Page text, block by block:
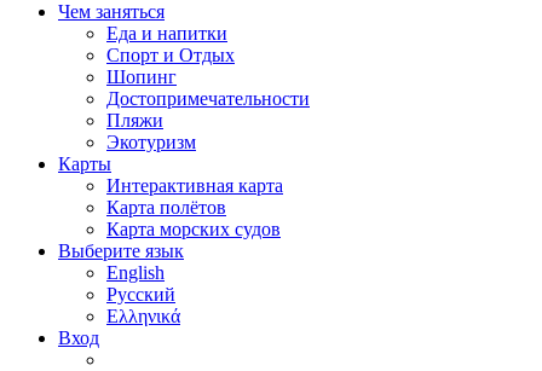
Чем заняться
Еда и напитки
Спорт и Отдых
Шопинг
Достопримечательности
Пляжи
Экотуризм
Карты
Интерактивная карта
Карта полётов
Карта морских судов
Выберите язык
English
Русский
Ελληνικά
Вход